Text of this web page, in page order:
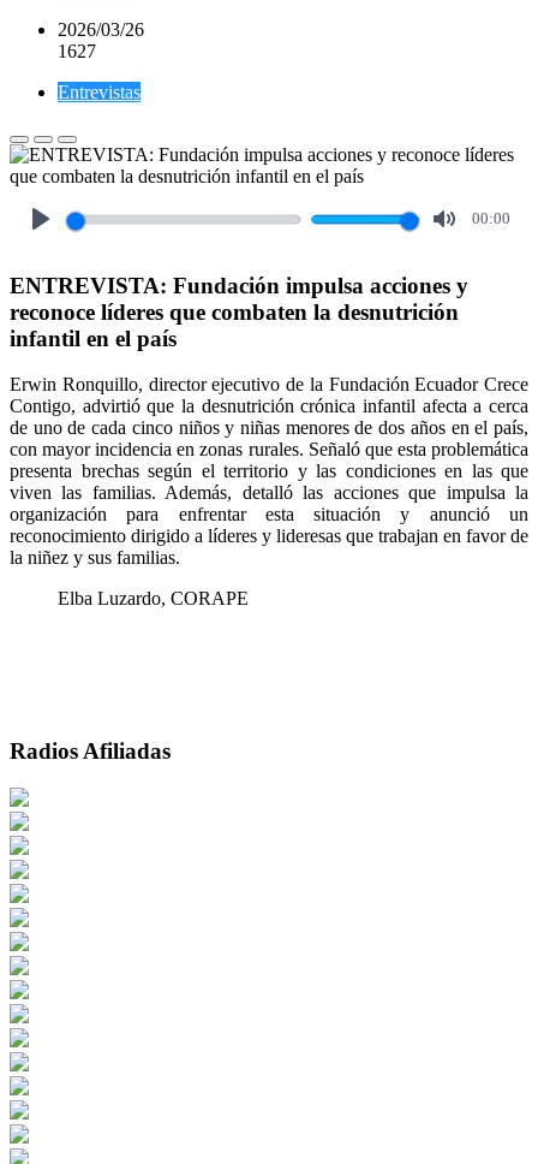
2026/03/26
1627
Entrevistas
00:00
ENTREVISTA: Fundación impulsa acciones y
reconoce líderes que combaten la desnutrición
infantil en el país
Erwin Ronquillo, director ejecutivo de la Fundación Ecuador Crece
Contigo, advirtió que la desnutrición crónica infantil afecta a cerca
de uno de cada cinco niños y niñas menores de dos años en el país,
con mayor incidencia en zonas rurales. Señaló que esta problemática
presenta brechas según el territorio y las condiciones en las que
viven las familias. Además, detalló las acciones que impulsa la
organización para enfrentar esta situación y anunció un
reconocimiento dirigido a líderes y lideresas que trabajan en favor de
la niñez y sus familias.
Elba Luzardo, CORAPE
Radios Afiliadas